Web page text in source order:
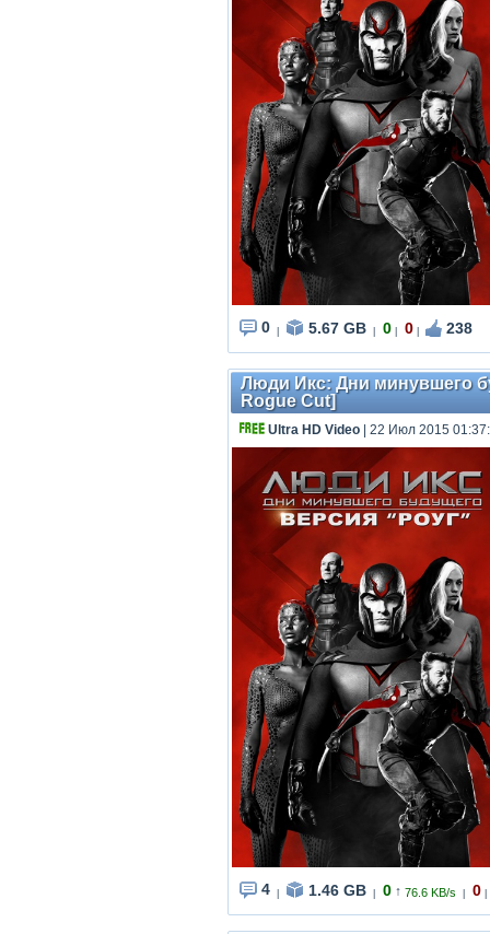
0 5.67 GB 0 0 238
Люди Икс: Дни минувшего
Rogue Cut]
Ultra HD Video | 22 Июл 2015
4 1.46 GB 0 ↑ 76.6 KB/s 0